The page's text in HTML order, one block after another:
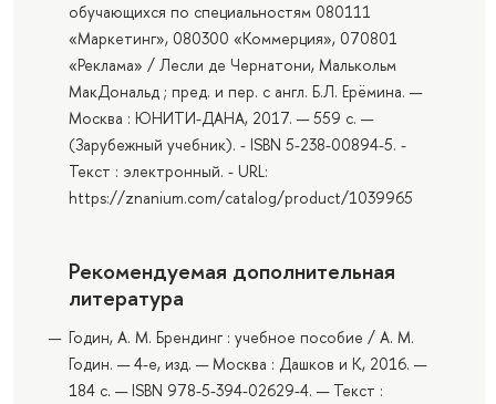
обучающихся по специальностям 080111
«Маркетинг», 080300 «Коммерция», 070801
«Реклама» / Лесли де Чернатони, Малькольм
МакДональд ; пред. и пер. с англ. Б.Л. Ерёмина. —
Москва : ЮНИТИ-ДАНА, 2017. — 559 с. —
(Зарубежный учебник). - ISBN 5-238-00894-5. -
Текст : электронный. - URL:
https://znanium.com/catalog/product/1039965
Рекомендуемая дополнительная
литература
Годин, А. М. Брендинг : учебное пособие / А. М.
Годин. — 4-е, изд. — Москва : Дашков и К, 2016. —
184 с. — ISBN 978-5-394-02629-4. — Текст :